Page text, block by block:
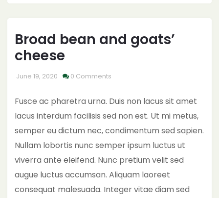
Broad bean and goats’
cheese
June 19, 2020 0 Comments
Fusce ac pharetra urna. Duis non lacus sit amet
lacus interdum facilisis sed non est. Ut mi metus,
semper eu dictum nec, condimentum sed sapien.
Nullam lobortis nunc semper ipsum luctus ut
viverra ante eleifend. Nunc pretium velit sed
augue luctus accumsan. Aliquam laoreet
consequat malesuada. Integer vitae diam sed